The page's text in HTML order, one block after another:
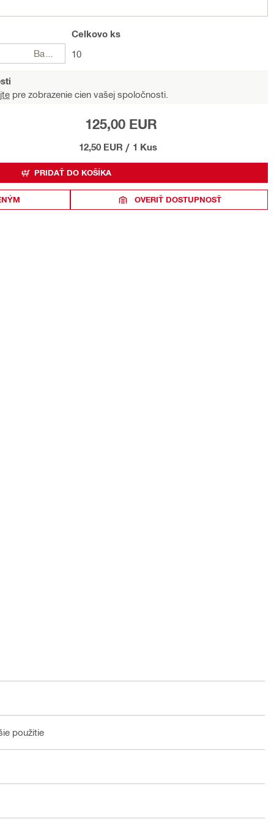
Celkovo ks
10
pre zobrazenie cien vašej spoločnosti.
125,00 EUR
12,50 EUR / 1 Kus
PRIDAŤ DO KOŠÍKA
OVERIŤ DOSTUPNOSŤ
použitie